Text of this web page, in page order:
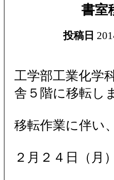
書室
投稿日
工学部工業化学
舎５階に移転し
移転作業に伴い
２月２４日（月